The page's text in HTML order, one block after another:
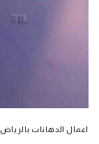
اعمال الدهانات بالرياض